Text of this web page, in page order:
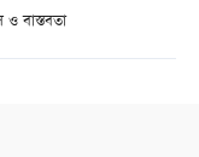
বাস্তবতা